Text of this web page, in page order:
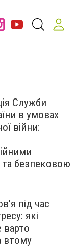
Служби
в умовах
війни:
безпековою
під час
які
втому